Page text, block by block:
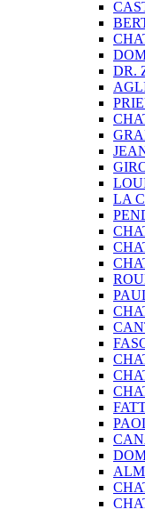
DR.
LA